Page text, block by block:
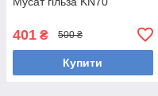
401 ₴ 500 ₴
Купити